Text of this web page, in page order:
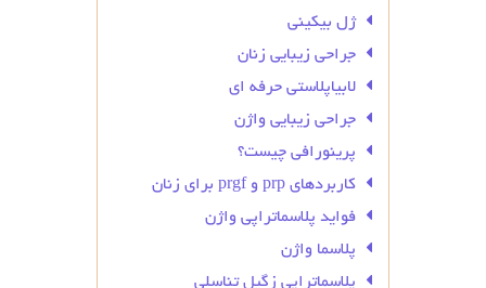
ژل بیکینی
جراحی زیبایی زنان
لابیاپلاستی حرفه ای
جراحی زیبایی واژن
پرینورافی چیست؟
کاربردهای prp و prgf برای زنان
فواید پلاسماتراپی واژن
پلاسما واژن
پلاسماتراپی زگیل تناسلی